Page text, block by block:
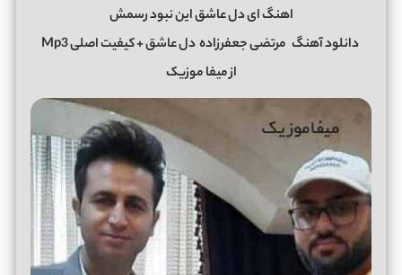
اهنگ ای دل عاشق این نبود رسمش
دانلود آهنگ مرتضی جعفرزادهدل عاشق
+ کیفیت اصلی Mp3
از میفا موزیک